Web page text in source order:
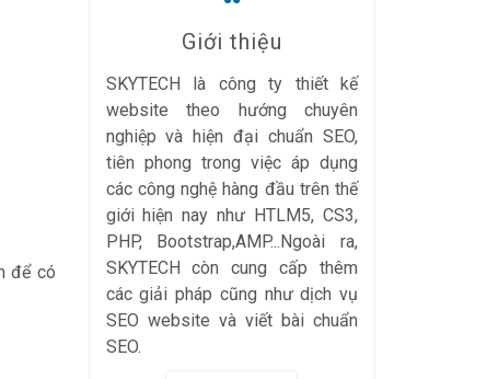
để có
Giới thiệu
SKYTECH là công ty thiết kế
website theo hướng chuyên
nghiệp và hiện đại chuẩn SEO,
tiên phong trong việc áp dụng
các công nghệ hàng đầu trên thế
giới hiện nay như HTLM5, CS3,
PHP, Bootstrap,AMP...Ngoài ra,
SKYTECH còn cung cấp thêm
các giải pháp cũng như dịch vụ
SEO website và viết bài chuẩn
SEO.